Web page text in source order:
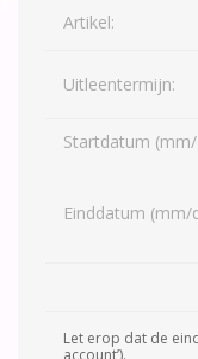
Artikel:
Uitleentermijn:
Startdatum
Einddatum (mm/
Let erop dat de
account’).